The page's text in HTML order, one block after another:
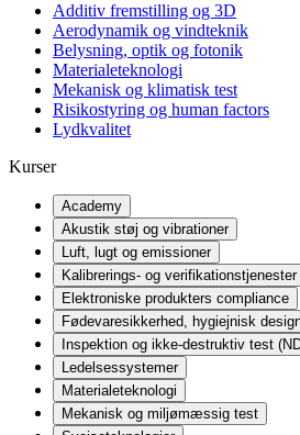
Additiv fremstilling og 3D
Aerodynamik og vindteknik
Belysning, optik og fotonik
Materialeteknologi
Mekanisk og klimatisk test
Risikostyring og human factors
Lydkvalitet
Kurser
Academy
Akustik støj og vibrationer
Luft, lugt og emissioner
Kalibrerings- og verifikationstjenester
Elektroniske produkters compliance
Fødevaresikkerhed, hygiejnisk
Inspektion og ikke-destruktiv test
Ledelsessystemer
Materialeteknologi
Mekanisk og miljømæssig test